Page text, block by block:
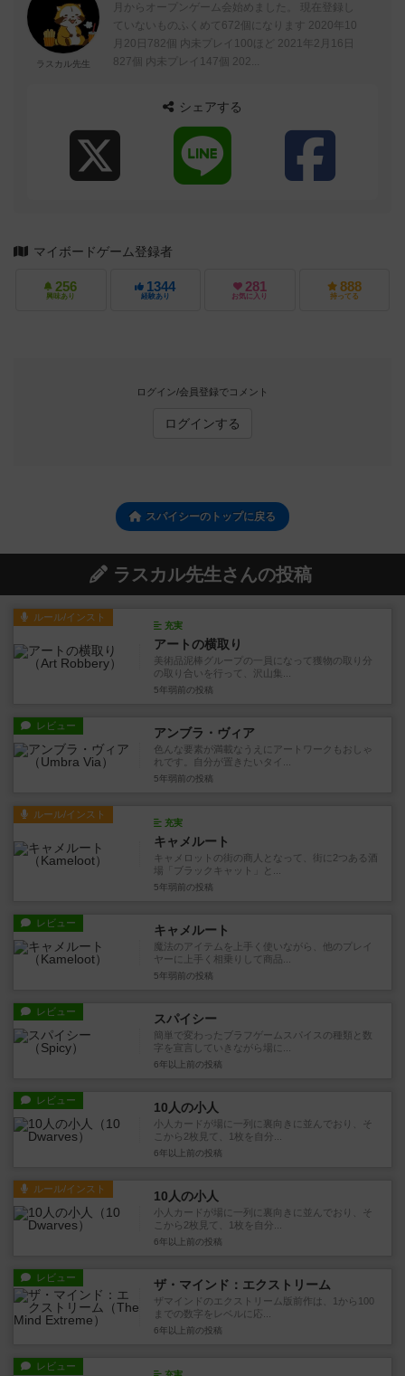
ラスカル先生
月からオープンゲーム会始めました。 現在登録し
ていないものふくめて672個になります 2020年10
月20日782個 内未プレイ100ほど 2021年2月16日
827個 内未プレイ147個 202...
シェアする
マイボードゲーム登録者
256
興味あり
1344
経験あり
281
お気に入り
888
持ってる
ログイン/会員登録でコメント
ログインする
スパイシーのトップに戻る
ラスカル先生さんの投稿
ルール/インスト
充実
アートの横取り
美術品泥棒グループの一員になって獲物の取り分
の取り合いを行って、沢山集...
5年弱前 の投稿
レビュー アンブラ・ヴィア
色んな要素が満載なうえにアートワークもおしゃ
れです。自分が置きたいタイ...
5年弱前 の投稿
ルール/インスト
充実
キャメルート
キャメロットの街の商人となって、街に2つある酒
場「ブラックキャット」と...
5年弱前 の投稿
レビュー キャメルート
魔法のアイテムを上手く使いながら、他のプレイ
ヤーに上手く相乗りして商品...
5年弱前 の投稿
レビュー スパイシー
簡単で変わったブラフゲームスパイスの種類と数
字を宣言していきながら場に...
6年以上前 の投稿
レビュー 10人の小人
小人カードが場に一列に裏向きに並んでおり、そ
こから2枚見て、1枚を自分...
6年以上前 の投稿
ルール/インスト 10人の小人
小人カードが場に一列に裏向きに並んでおり、そ
こから2枚見て、1枚を自分...
6年以上前 の投稿
レビュー ザ・マインド：エクストリーム
ザマインドのエクストリーム版前作は、1から100
までの数字をレベルに応...
6年以上前 の投稿
レビュー